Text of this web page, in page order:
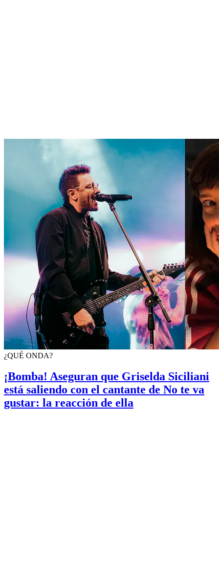
¿QUÉ ONDA?
¡Bomba! Aseguran que Griselda Siciliani
está saliendo con el cantante de No te va
gustar: la reacción de ella